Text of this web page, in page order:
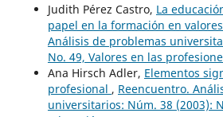
Judith Pérez Castro, La
papel en la formación en valores
Análisis de problemas
No. 49, Valores en las
Ana Hirsch Adler, Elementos
profesional , Reencuentro.
universitarios: Núm. 38 (2003):